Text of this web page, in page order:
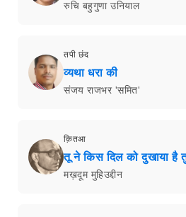
रुचि बहुगुणा उनियाल
तपी छंद
व्यथा धरा की
संजय राजभर 'समित'
क़ितआ
तू ने किस दिल को दुखाया है
मख़दूम मुहिउद्दीन